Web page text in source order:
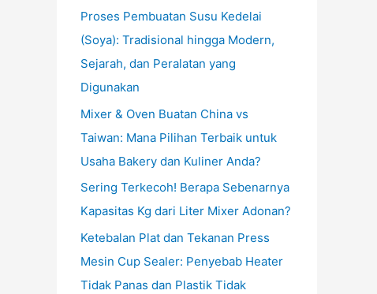
Proses Pembuatan Susu Kedelai
(Soya): Tradisional hingga Modern,
Sejarah, dan Peralatan yang
Digunakan
Mixer & Oven Buatan China vs
Taiwan: Mana Pilihan Terbaik untuk
Usaha Bakery dan Kuliner Anda?
Sering Terkecoh! Berapa Sebenarnya
Kapasitas Kg dari Liter Mixer Adonan?
Ketebalan Plat dan Tekanan Press
Mesin Cup Sealer: Penyebab Heater
Tidak Panas dan Plastik Tidak